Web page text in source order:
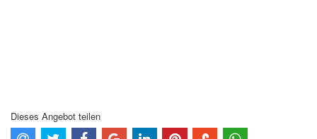
Dieses Angebot teilen